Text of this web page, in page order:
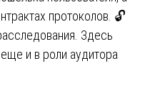
протоколов. 🔓
Здесь
и в роли аудитора